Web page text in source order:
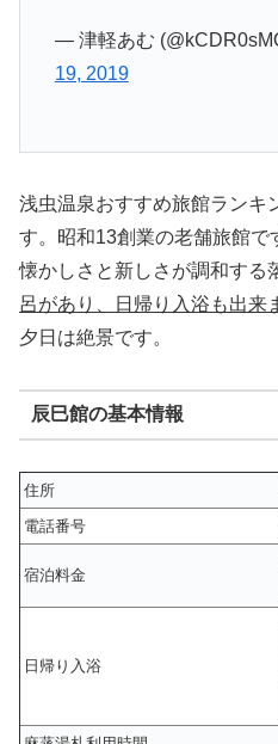
— 津軽あむ
19, 2019
浅虫温泉おすすめ旅館ランキ
す。昭和13創業の老舗旅館で
懐かしさと新しさが調和する
呂があり、日帰り入浴も出来
夕日は絶景です。
辰巳館の基本情報
住所
電話番号
宿泊料金
日帰り入浴